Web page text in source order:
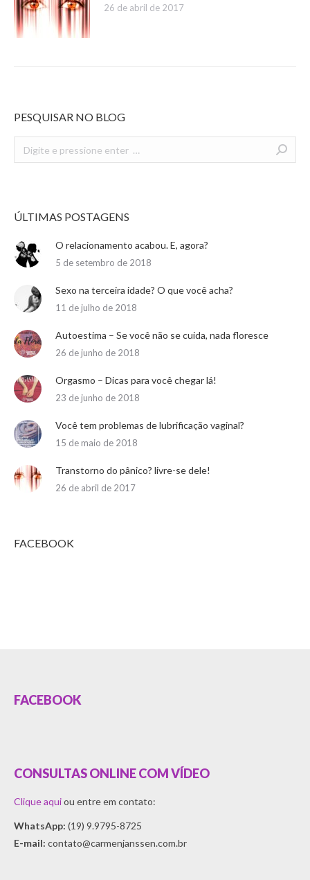
26 de abril de 2017
PESQUISAR NO BLOG
Search:
ÚLTIMAS POSTAGENS
O relacionamento acabou. E, agora?
5 de setembro de 2018
Sexo na terceira idade? O que você acha?
11 de julho de 2018
Autoestima – Se você não se cuida, nada floresce
26 de junho de 2018
Orgasmo – Dicas para você chegar lá!
23 de junho de 2018
Você tem problemas de lubrificação vaginal?
15 de maio de 2018
Transtorno do pânico? livre-se dele!
26 de abril de 2017
FACEBOOK
FACEBOOK
CONSULTAS ONLINE COM VÍDEO
Clique aquiou entre em contato:
WhatsApp: (19) 9.9795-8725
E-mail: contato@carmenjanssen.com.br